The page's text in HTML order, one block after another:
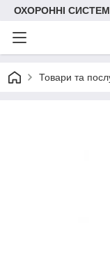
ОХОРОННІ
Товари та